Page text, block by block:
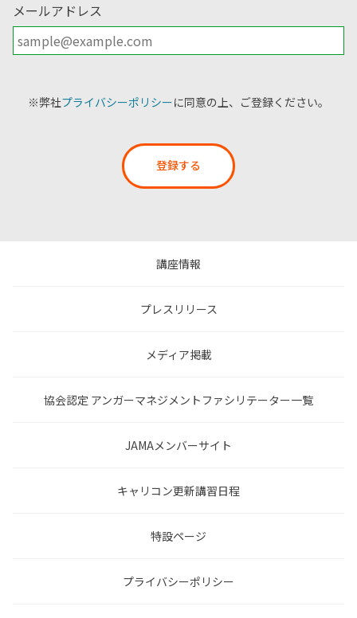
メールアドレス
※弊社プライバシーポリシーに同意の上、ご登録ください。
登録する
講座情報
プレスリリース
メディア掲載
協会認定 アンガーマネジメントファシリテーター一覧
JAMAメンバーサイト
キャリコン更新講習日程
特設ページ
プライバシーポリシー